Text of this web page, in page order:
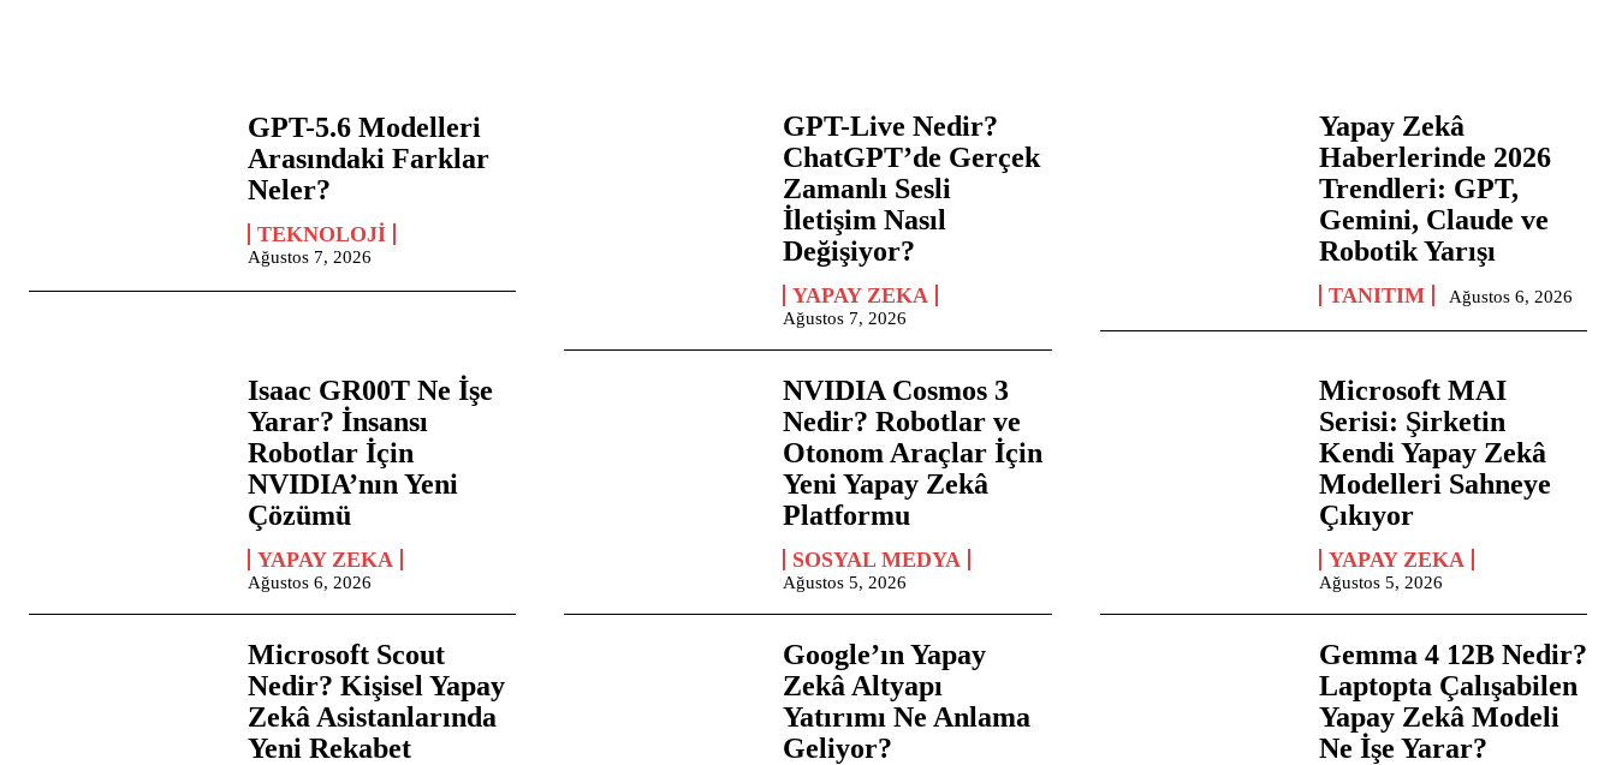
GPT-5.6 Modelleri
Arasındaki Farklar
Neler?
TEKNOLOJI
Ağustos 7, 2026
GPT-Live Nedir?
ChatGPT’de Gerçek
Zamanlı Sesli
İletişim Nasıl
Değişiyor?
YAPAY ZEKA
Ağustos 7, 2026
Yapay Zekâ
Haberlerinde 2026
Trendleri: GPT,
Gemini, Claude ve
Robotik Yarışı
TANITIM Ağustos 6, 2026
Isaac GR00T Ne İşe
Yarar? İnsansı
Robotlar İçin
NVIDIA’nın Yeni
Çözümü
YAPAY ZEKA
Ağustos 6, 2026
NVIDIA Cosmos 3
Nedir? Robotlar ve
Otonom Araçlar İçin
Yeni Yapay Zekâ
Platformu
SOSYAL MEDYA
Ağustos 5, 2026
Microsoft MAI
Serisi: Şirketin
Kendi Yapay Zekâ
Modelleri Sahneye
Çıkıyor
YAPAY ZEKA
Ağustos 5, 2026
Microsoft Scout
Nedir? Kişisel Yapay
Zekâ Asistanlarında
Yeni Rekabet
Google’ın Yapay
Zekâ Altyapı
Yatırımı Ne Anlama
Geliyor?
Gemma 4 12B Nedir?
Laptopta Çalışabilen
Yapay Zekâ Modeli
Ne İşe Yarar?